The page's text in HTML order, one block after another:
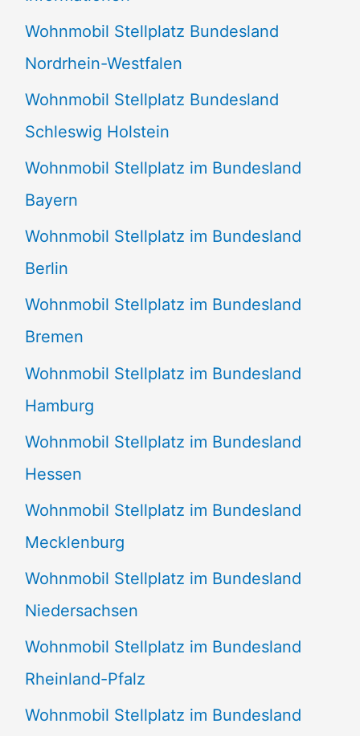
n
n
a
c
h
:
Wohnmobil Stellplatz Bundesland
Nordrhein-Westfalen
Wohnmobil Stellplatz Bundesland
Schleswig Holstein
Wohnmobil Stellplatz im Bundesland
Bayern
Wohnmobil Stellplatz im Bundesland
Berlin
Wohnmobil Stellplatz im Bundesland
Bremen
Wohnmobil Stellplatz im Bundesland
Hamburg
Wohnmobil Stellplatz im Bundesland
Hessen
Wohnmobil Stellplatz im Bundesland
Mecklenburg
Wohnmobil Stellplatz im Bundesland
Niedersachsen
Wohnmobil Stellplatz im Bundesland
Rheinland-Pfalz
Wohnmobil Stellplatz im Bundesland